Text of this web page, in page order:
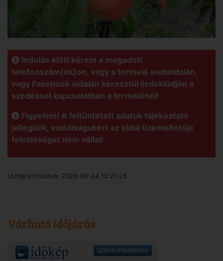
Indulás előtt kérem a megadott
telefonszám(ok)on, vagy a termelő weboldalán,
vagy Facebook oldalán keresztül érdeklődjön a
szedéssel kapcsolatban a termelőnél!
Figyelem! A feltüntetett adatok tájékoztató
jellegűek, valódiságukért az oldal üzemeltetője
felelősséget nem vállal!
Utoljára frissítve: 2026-06-24 10:21:28
Várható időjárás